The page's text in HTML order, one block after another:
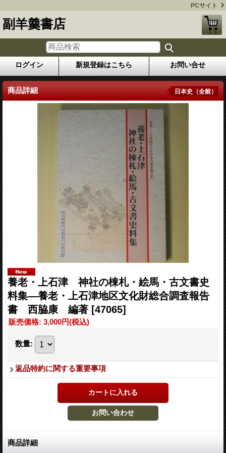
PCサイト
副羊羹書店
ログイン 新規登録はこちら お問い合せ
商品詳細 日本史（全般）
養老・上石津 神社の棟札・絵馬・古文書史
料集―養老・上石津地区文化財総合調査報告
書 西脇康 編著 [47065]
販売価格: 3,000円(税込)
数量:
返品特約に関する重要事項
商品詳細